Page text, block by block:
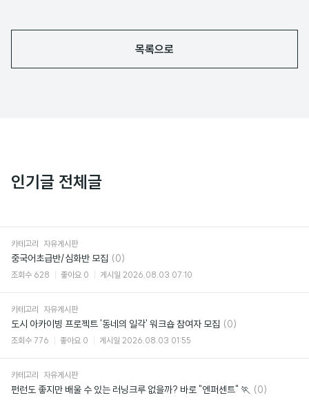
목록으로
인기글 전체글
카테고리 자유게시판
중국어초급반/심화반 모집 댓
글
(0)
조회수 628 좋아요 0 게시일 2026.08.03 07:10
카테고리 자유게시판
도시 아카이빙 프로젝트 '동네의 일각' 워크숍 참여자 모집 댓
(0)
조회수 776 좋아요 0 게시일 2026.08.03 01:55
카테고리 자유게시판
펀런도 좋지만 배울 수 있는 러닝크루 없을까? 바로 "엔퍼센트" 🏃 댓
(0)